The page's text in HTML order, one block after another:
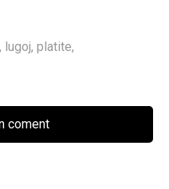
, lugoj, platite,
coment